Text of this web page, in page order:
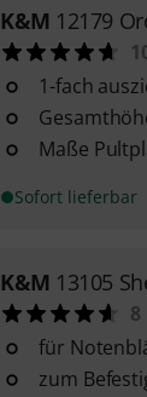
K&M 12179
1-fach
Maße
Sofort lieferbar
K&M 13105
8
für
zum